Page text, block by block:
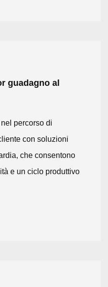
guadagno al
percorso di
con soluzioni
che consentono
e un ciclo produttivo